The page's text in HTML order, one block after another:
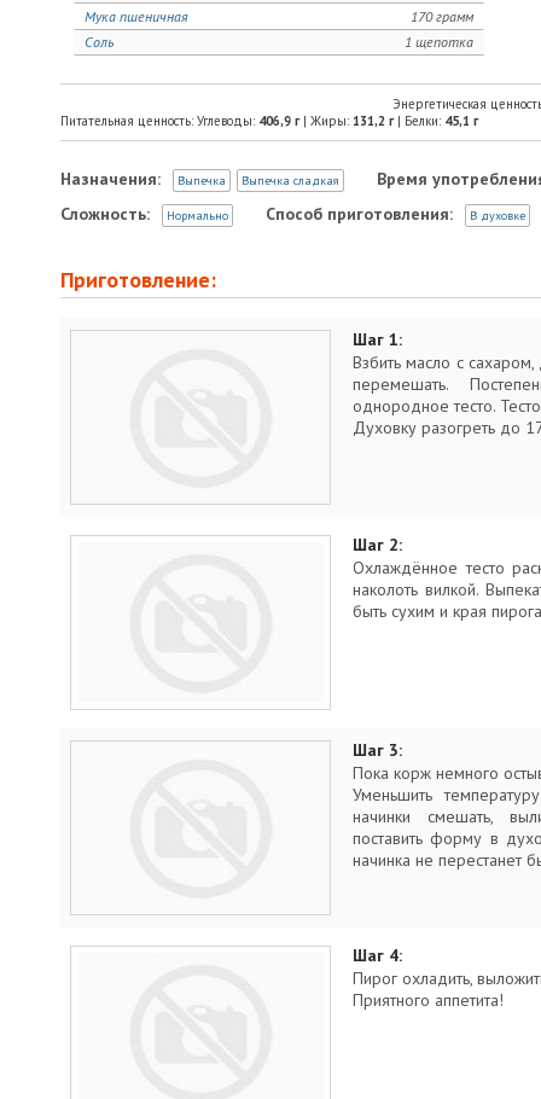
170 грамм
Мука пшеничная
1 щепотка
Соль
Энергетическая
Питательная ценность: Углеводы: 406,9 г| Жиры: 131,2 г| Белки: 45,1 г
Назначения: Выпечка Выпечка сладкая
Время
Сложность:
Нормально Способ приготовления: В духовке
Приготовление:
Шаг 1:
Взбить масло с сахаром,
перемешать.
однородное тесто.
Духовку разогреть до
Шаг 2:
Охлаждённое тесто
наколоть вилкой.
быть сухим и края
Шаг 3:
Пока корж немного
Уменьшить
начинки смешать,
поставить форму в
начинка не перестанет
Шаг 4:
Пирог охладить,
Приятного аппетита!